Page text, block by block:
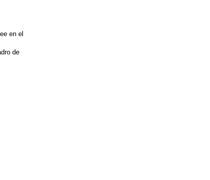
en el
de